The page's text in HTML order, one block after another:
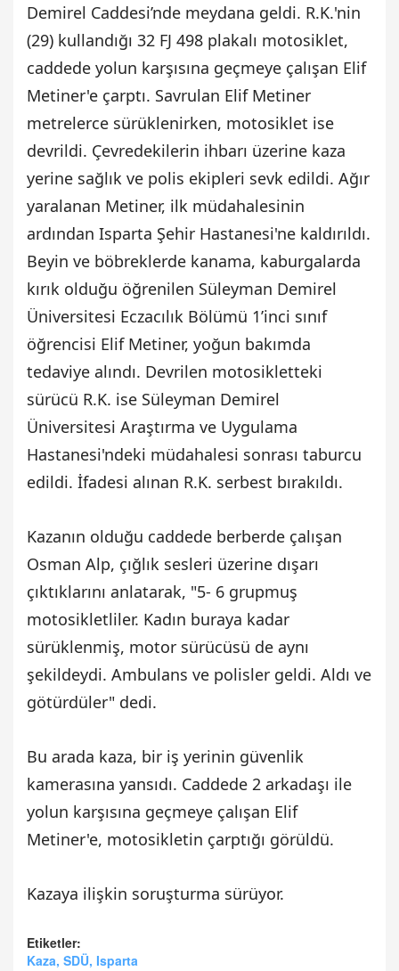
Demirel Caddesi’nde meydana geldi. R.K.'nin
(29) kullandığı 32 FJ 498 plakalı motosiklet,
caddede yolun karşısına geçmeye çalışan Elif
Metiner'e çarptı. Savrulan Elif Metiner
metrelerce sürüklenirken, motosiklet ise
devrildi. Çevredekilerin ihbarı üzerine kaza
yerine sağlık ve polis ekipleri sevk edildi. Ağır
yaralanan Metiner, ilk müdahalesinin
ardından Isparta Şehir Hastanesi'ne kaldırıldı.
Beyin ve böbreklerde kanama, kaburgalarda
kırık olduğu öğrenilen Süleyman Demirel
Üniversitesi Eczacılık Bölümü 1’inci sınıf
öğrencisi Elif Metiner, yoğun bakımda
tedaviye alındı. Devrilen motosikletteki
sürücü R.K. ise Süleyman Demirel
Üniversitesi Araştırma ve Uygulama
Hastanesi'ndeki müdahalesi sonrası taburcu
edildi. İfadesi alınan R.K. serbest bırakıldı.
Kazanın olduğu caddede berberde çalışan
Osman Alp, çığlık sesleri üzerine dışarı
çıktıklarını anlatarak, "5- 6 grupmuş
motosikletliler. Kadın buraya kadar
sürüklenmiş, motor sürücüsü de aynı
şekildeydi. Ambulans ve polisler geldi. Aldı ve
götürdüler" dedi.
Bu arada kaza, bir iş yerinin güvenlik
kamerasına yansıdı. Caddede 2 arkadaşı ile
yolun karşısına geçmeye çalışan Elif
Metiner'e, motosikletin çarptığı görüldü.
Kazaya ilişkin soruşturma sürüyor.
Etiketler:
Kaza, SDÜ, Isparta